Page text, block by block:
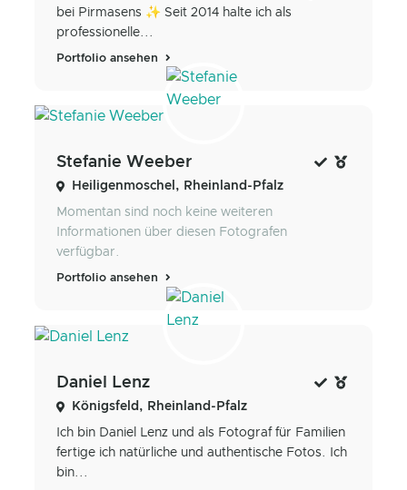
bei Pirmasens ✨ Seit 2014 halte ich als
professionelle...
Portfolio ansehen
Stefanie Weeber
Heiligenmoschel, Rheinland-Pfalz
Momentan sind noch keine weiteren
Informationen über diesen Fotografen
verfügbar.
Portfolio ansehen
Daniel Lenz
Königsfeld, Rheinland-Pfalz
Ich bin Daniel Lenz und als Fotograf für Familien
fertige ich natürliche und authentische Fotos. Ich
bin...